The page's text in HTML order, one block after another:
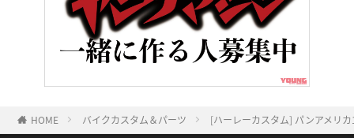
HOME バイクカスタム＆パーツ [ハーレーカスタム] パンアメリ